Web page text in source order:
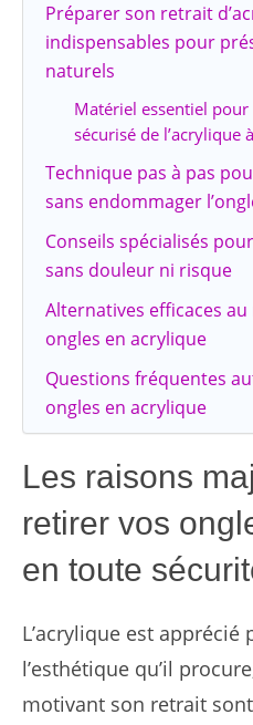
Préparer son retrait
indispensables pour
naturels
Matériel essentiel
sécurisé de l’acrylique
Technique pas à pas
sans endommager
Conseils spécialisés
sans douleur ni risque
Alternatives efficaces
ongles en acrylique
Questions fréquentes
ongles en acrylique
Les raisons
retirer vos
en toute
L’acrylique est
l’esthétique qu’il
motivant son retrait